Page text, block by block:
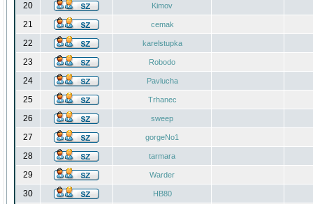
20 Kimov
21 cemak
22 karelstupka
23 Robodo
24 Pavlucha
25 Trhanec
26 sweep
27 gorgeNo1
28 tarmara
29 Warder
30 HB80